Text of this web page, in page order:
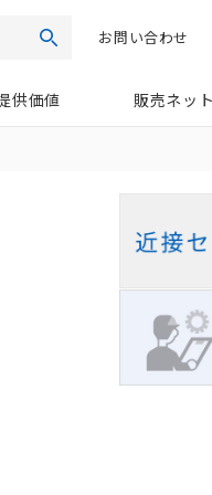
検索お問い合わせ
供価値 販売ネッ